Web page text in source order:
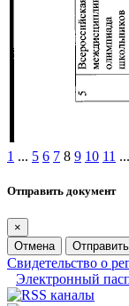
1 ... 5 6 7 8 9 10 11 ...
Отправить документ
×
Отмена
Отправить
Свидетельство о
Электронный